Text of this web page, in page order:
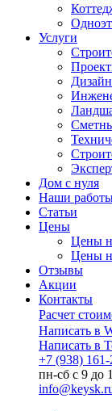
Услуги
Дом с нуля
Наши
Статьи
Цены
Цены
Цены
Отзывы
Акции
Контакты
Расчет
Написать в
Написать в
+7 (938) 161-
пн-сб с 9 до